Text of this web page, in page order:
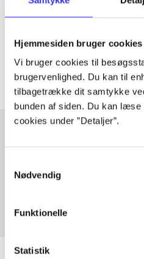
Hjemmesiden bruger cookies
Vi bruger cookies til
brugervenlighed. Du kan til
tilbagetrække dit samtykke
bunden af siden. Du kan læse
cookies under ”Detaljer”.
Nødvendig
Funktionelle
Statistik
lorem ipsum dolor sit
Artiklerne i handler ofte om
Fra